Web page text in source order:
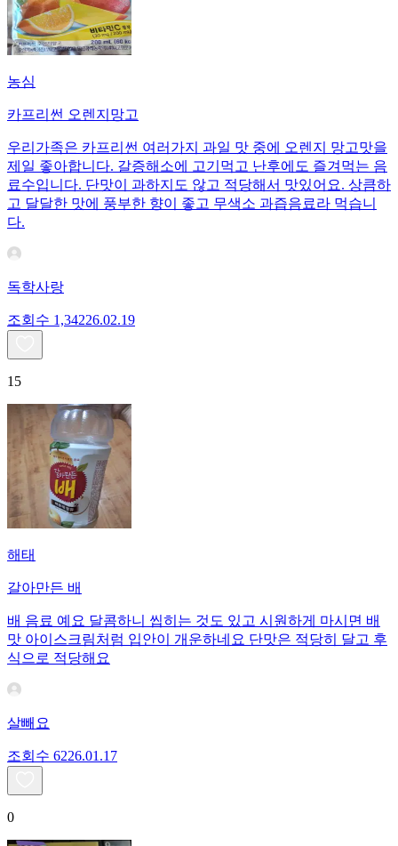
농심
카프리썬 오렌지망고
우리가족은 카프리썬 여러가지 과일 맛 중에 오렌지 망고맛을
제일 좋아합니다. 갈증해소에 고기먹고 난후에도 즐겨먹는 음
료수입니다. 단맛이 과하지도 않고 적당해서 맛있어요. 상큼하
고 달달한 맛에 풍부한 향이 좋고 무색소 과즙음료라 먹습니
다.
독학사랑
조회수 1,34226.02.19
15
해태
갈아만든 배
배 음료 예요 달콤하니 씹히는 것도 있고 시원하게 마시면 배
맛 아이스크림처럼 입안이 개운하네요 단맛은 적당히 달고 후
식으로 적당해요
살빼요
조회수 6226.01.17
0